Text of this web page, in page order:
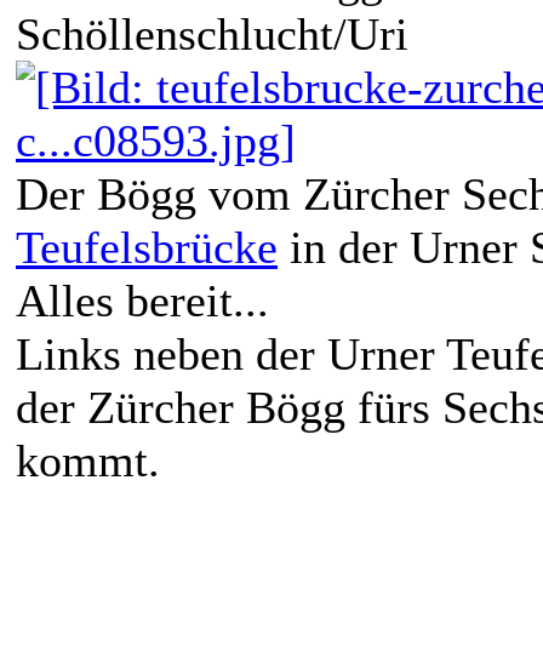
Schöllenschlucht/Uri
Der Bögg vom Zürcher
Teufelsbrücke in der Urner
Alles bereit...
Links neben der Urner
der Zürcher Bögg fürs
kommt.